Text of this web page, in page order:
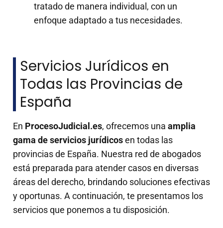
tratado de manera individual, con un
enfoque adaptado a tus necesidades.
Servicios Jurídicos en
Todas las Provincias de
España
En ProcesoJudicial.es, ofrecemos una amplia
gama de servicios jurídicosen todas las
provincias de España. Nuestra red de abogados
está preparada para atender casos en diversas
áreas del derecho, brindando soluciones efectivas
y oportunas. A continuación, te presentamos los
servicios que ponemos a tu disposición.